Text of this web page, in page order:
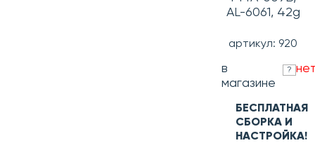
AL-6061, 42g
артикул: 920
в
магазине
?
БЕСПЛАТНАЯ
СБОРКА И
НАСТРОЙКА!